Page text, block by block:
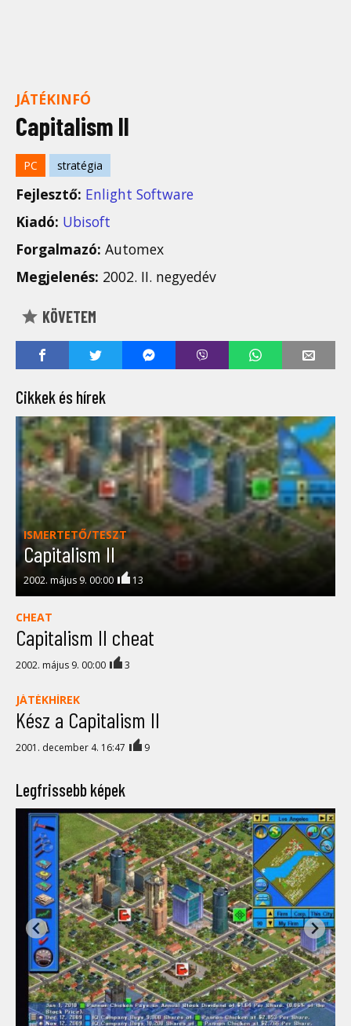
JÁTÉKINFÓ
Capitalism II
PC stratégia
Fejlesztő: Enlight Software
Kiadó: Ubisoft
Forgalmazó: Automex
Megjelenés: 2002. II. negyedév
KÖVETEM
Cikkek és hírek
ISMERTETŐ/TESZT
Capitalism II
2002. május 9. 00:00 13
CHEAT
Capitalism II cheat
2002. május 9. 00:00 3
JÁTÉKHÍREK
Kész a Capitalism II
2001. december 4. 16:47 9
Legfrissebb képek